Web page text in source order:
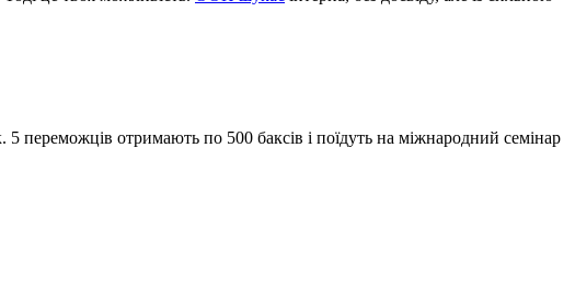
5 переможців отримають по 500 баксів і поїдуть на міжнародний семінар